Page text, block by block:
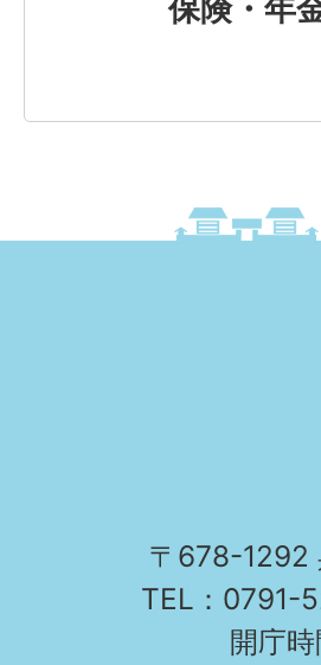
保険・年
〒678-1292
TEL：0791-
開庁